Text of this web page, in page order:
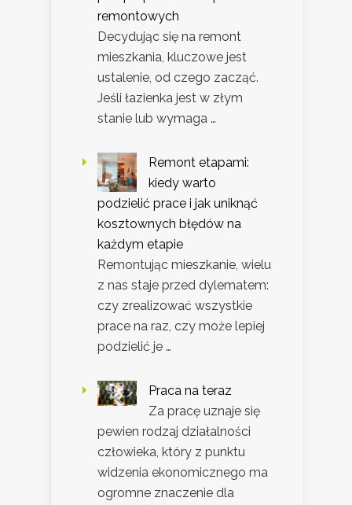
remontowych
Decydując się na remont
mieszkania, kluczowe jest
ustalenie, od czego zacząć.
Jeśli łazienka jest w złym
stanie lub wymaga …
Remont etapami:
kiedy warto
podzielić prace i jak uniknąć
kosztownych błędów na
każdym etapie
Remontując mieszkanie, wielu
z nas staje przed dylematem:
czy zrealizować wszystkie
prace na raz, czy może lepiej
podzielić je …
Praca na teraz
Za pracę uznaje się
pewien rodzaj działalności
człowieka, który z punktu
widzenia ekonomicznego ma
ogromne znaczenie dla